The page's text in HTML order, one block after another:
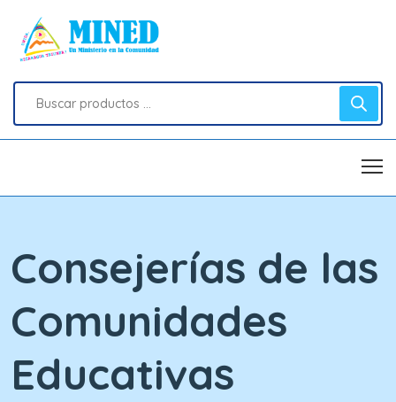
Consejerías de las
Comunidades
Educativas